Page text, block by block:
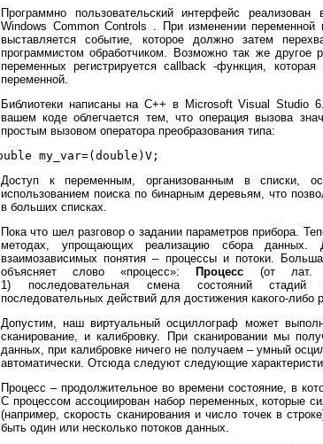
Программно пользовательский интерфейс реализован
Windows Common Controls . При изменении переменной
выставляется событие, которое должно затем
программистом обработчиком. Возможно так же другое
переменных регистрируется callback -функция,
переменной.
Библиотеки написаны на С++ в Microsoft Visual Studio
вашем коде облегчается тем, что операция вызова
простым вызовом оператора преобразования типа:
Доступ к переменным, организованным в списки,
использованием поиска по бинарным деревьям, что
в больших списках.
Пока что шел разговор о задании параметров прибора.
методах, упрощающих реализацию сбора данных.
взаимозависимых понятия – процессы и потоки.
объясняет слово «процесс»:Процесс (от лат.
1) последовательная смена состояний стадий
последовательных действий для достижения какого-либо
Допустим, наш виртуальный осциллограф может
сканирование, и калибровку. При сканировании мы
данных, при калибровке ничего не получаем – умный
автоматически. Отсюда следуют следующие
Процесс – продолжительное во времени состояние, в
С процессом ассоциирован набор переменных, которые
(например, скорость сканирования и число точек в
быть один или несколько потоков данных.